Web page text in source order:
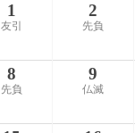
1
友引
2
先負
8
先負
9
仏滅